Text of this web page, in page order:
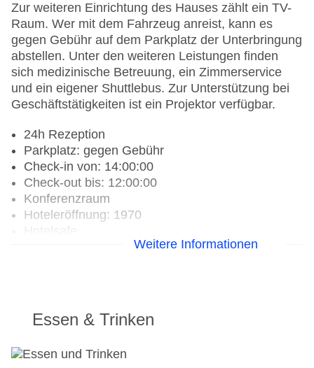
Zur weiteren Einrichtung des Hauses zählt ein TV-
Raum. Wer mit dem Fahrzeug anreist, kann es
gegen Gebühr auf dem Parkplatz der Unterbringung
abstellen. Unter den weiteren Leistungen finden
sich medizinische Betreuung, ein Zimmerservice
und ein eigener Shuttlebus. Zur Unterstützung bei
Geschäftstätigkeiten ist ein Projektor verfügbar.
24h Rezeption
Parkplatz: gegen Gebühr
Check-in von: 14:00:00
Check-out bis: 12:00:00
Konferenzraum
Hoteleröffnung: 1970
Hotelsafe
WLAN/WiFi im Hotel
Anzahl der Aufzüge: 1
Haustiere auf Anfrage: gegen Gebühr
Gesamtanzahl der Stockwerke: 5
Weitere Informationen
Essen & Trinken